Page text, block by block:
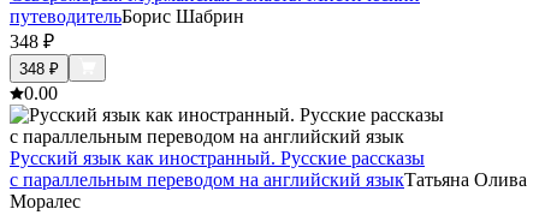
путеводительБорис Шабрин
348 ₽
348 ₽
0.00
Русский язык как иностранный. Русские рассказы
с параллельным переводом на английский языкТатьяна Олива
Моралес